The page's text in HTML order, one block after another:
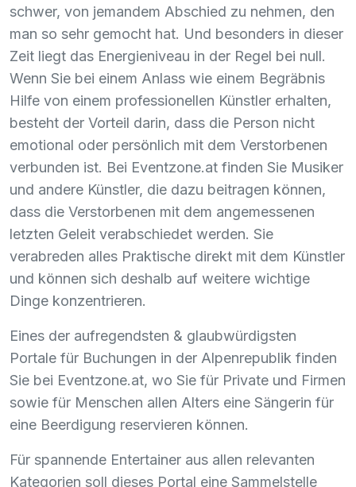
schwer, von jemandem Abschied zu nehmen, den
man so sehr gemocht hat. Und besonders in dieser
Zeit liegt das Energieniveau in der Regel bei null.
Wenn Sie bei einem Anlass wie einem Begräbnis
Hilfe von einem professionellen Künstler erhalten,
besteht der Vorteil darin, dass die Person nicht
emotional oder persönlich mit dem Verstorbenen
verbunden ist. Bei Eventzone.at finden Sie Musiker
und andere Künstler, die dazu beitragen können,
dass die Verstorbenen mit dem angemessenen
letzten Geleit verabschiedet werden. Sie
verabreden alles Praktische direkt mit dem Künstler
und können sich deshalb auf weitere wichtige
Dinge konzentrieren.
Eines der aufregendsten & glaubwürdigsten
Portale für Buchungen in der Alpenrepublik finden
Sie bei Eventzone.at, wo Sie für Private und Firmen
sowie für Menschen allen Alters eine Sängerin für
eine Beerdigung reservieren können.
Für spannende Entertainer aus allen relevanten
Kategorien soll dieses Portal eine Sammelstelle